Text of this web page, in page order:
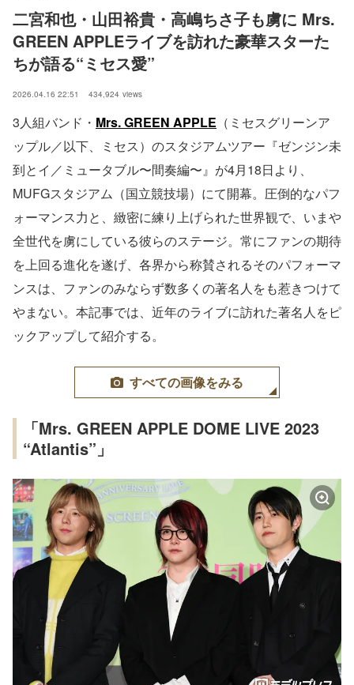
二宮和也・山田裕貴・高嶋ちさ子も虜に Mrs.
GREEN APPLEライブを訪れた豪華スターた
ちが語る“ミセス愛”
2026.04.16 22:51 434,924 views
3人組バンド・ Mrs. GREEN APPLE （ミセスグリーンア
ップル／以下、ミセス）のスタジアムツアー『ゼンジン未
到とイ／ミュータブル〜間奏編〜』が4月18日より、
MUFGスタジアム（国立競技場）にて開幕。圧倒的なパフ
ォーマンス力と、緻密に練り上げられた世界観で、いまや
全世代を虜にしている彼らのステージ。常にファンの期待
を上回る進化を遂げ、各界から称賛されるそのパフォーマ
ンスは、ファンのみならず数多くの著名人をも惹きつけて
やまない。本記事では、近年のライブに訪れた著名人をピ
ックアップして紹介する。
すべての画像をみる
「Mrs. GREEN APPLE DOME LIVE 2023
“Atlantis”」